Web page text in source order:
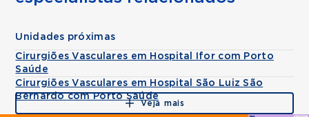
Unidades próximas
Cirurgiões Vasculares em Hospital Ifor com Porto
Saúde
Cirurgiões Vasculares em Hospital São Luiz São
Bernardo com Porto Saúde
Veja mais